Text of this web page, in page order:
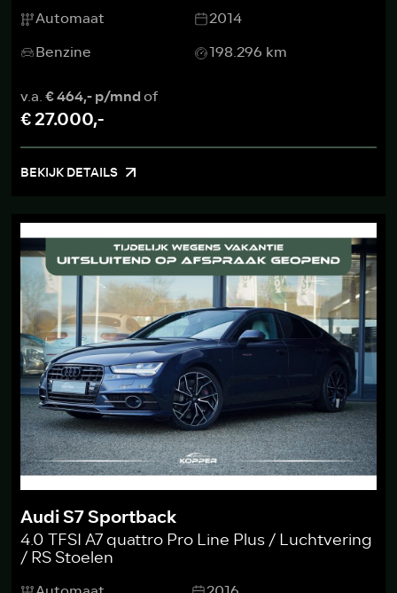
Automaat
2014
Benzine
198.296 km
v.a.€ 464,- p/mndof
€ 27.000,-
BEKIJK DETAILS
Audi S7 Sportback
4.0 TFSI A7 quattro Pro Line Plus / Luchtvering
/ RS Stoelen